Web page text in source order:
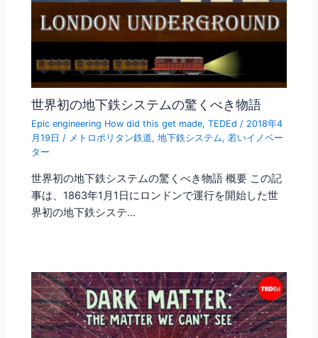
世界初の地下鉄システムの驚くべき物語
Epic engineering How did this get made,TEDEd / 2018年4
月19日/ メトロポリタン鉄道,地下鉄システム,若いイノベー
ター
世界初の地下鉄システムの驚くべき物語 概要 この記
事は、1863年1月1日にロンドンで運行を開始した世
界初の地下鉄システ…